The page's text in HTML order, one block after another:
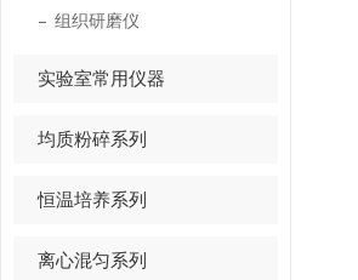
组织研磨仪
实验室常用仪器
均质粉碎系列
恒温培养系列
离心混匀系列